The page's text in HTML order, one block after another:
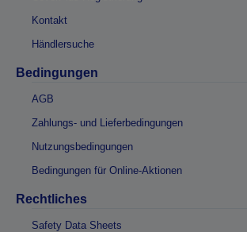
Kontakt
Händlersuche
Bedingungen
AGB
Zahlungs- und Lieferbedingungen
Nutzungsbedingungen
Bedingungen für Online-Aktionen
Rechtliches
Safety Data Sheets